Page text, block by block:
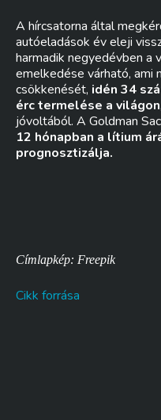
A hírcsatorna által
autóeladások év eleji
harmadik negyedévben a
emelkedése várható, ami
csökkenését, idén 34
érc termelése a világon
jóvoltából. A Goldman
12 hónapban a lítium
prognosztizálja.
Címlapkép: Freepik
Cikk forrása